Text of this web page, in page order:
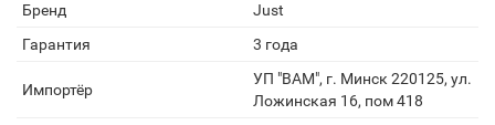
Бренд
Just
Гарантия
3 года
Импортёр
УП "ВАМ", г. Минск 220125, ул.
Ложинская 16, пом 418